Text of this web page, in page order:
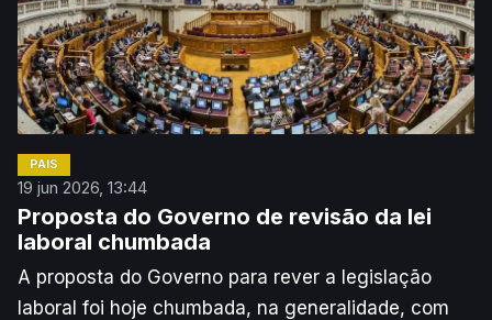
PAÍS
19 jun 2026, 13:44
Proposta do Governo de revisão da lei
laboral chumbada
A proposta do Governo para rever a legislação
laboral foi hoje chumbada, na generalidade, com